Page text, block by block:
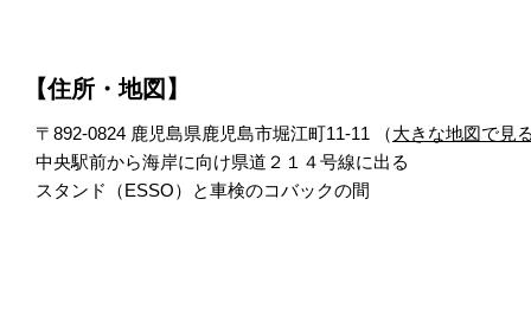
【住所・地図】
〒892-0824 鹿児島県鹿児島市堀江町11-11 （大きな地図で見
中央駅前から海岸に向け県道２１４号線に出る
スタンド（ESSO）と車検のコバックの間